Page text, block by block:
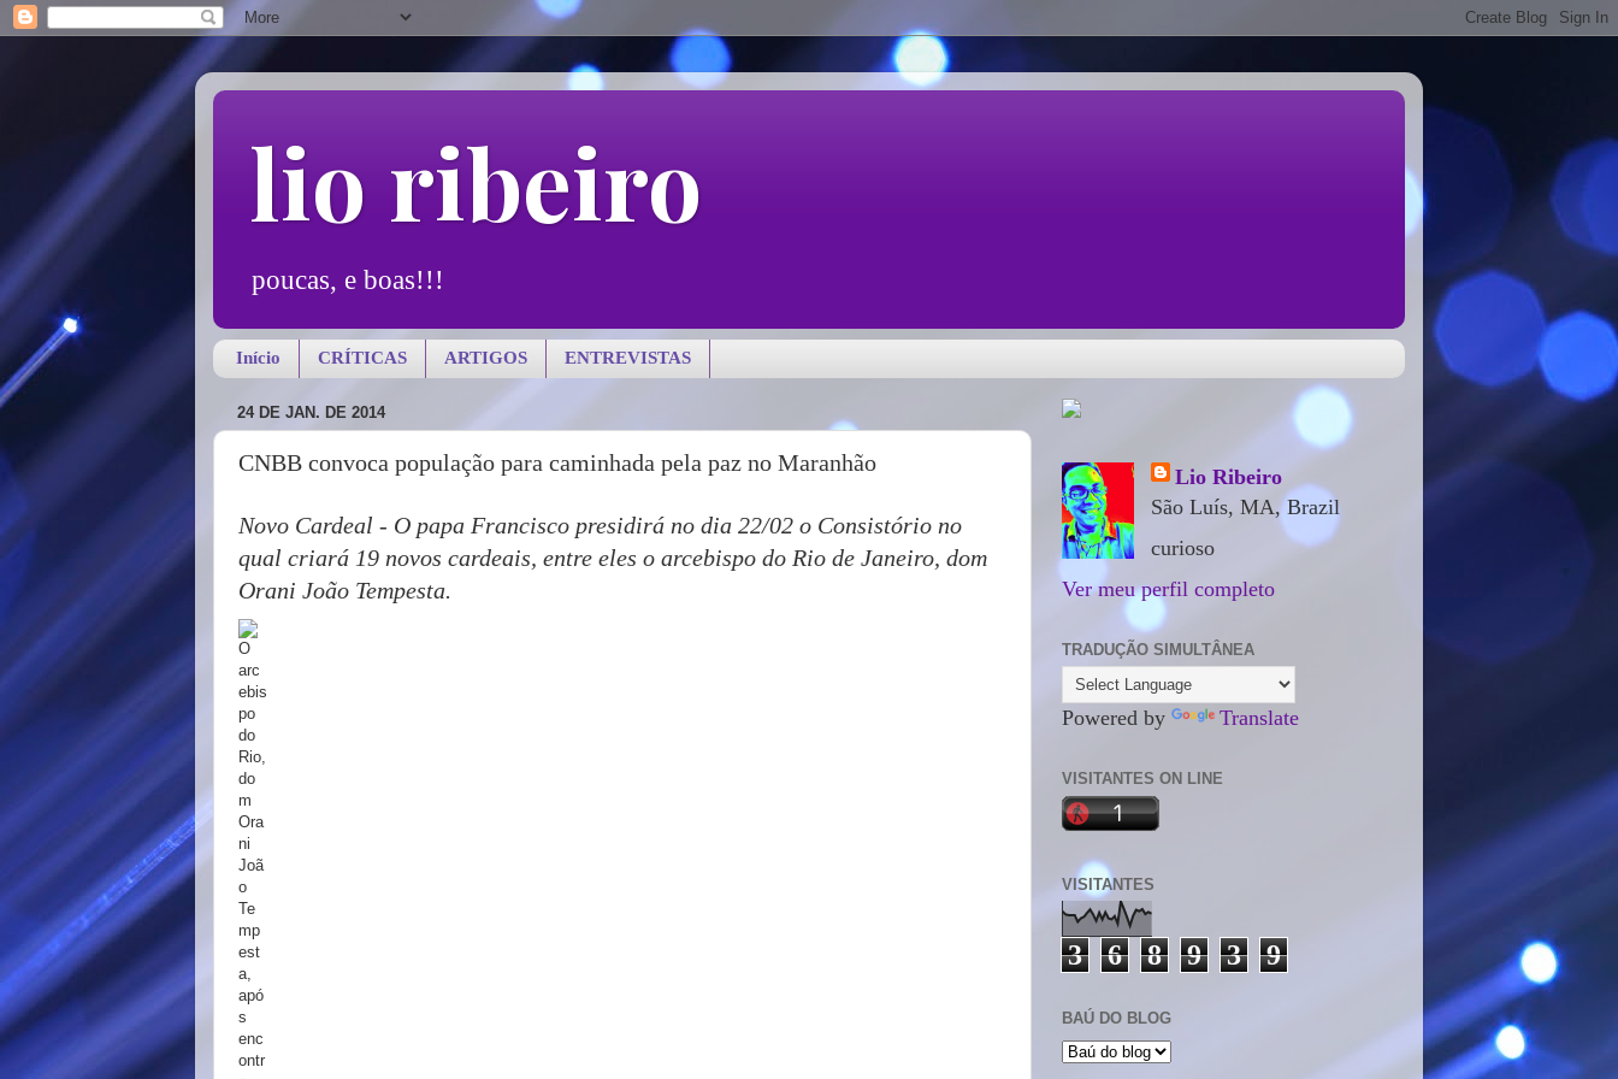
lio ribeiro
poucas, e boas!!!
Início CRÍTICAS ARTIGOS ENTREVISTAS
24 DE JAN. DE 2014
CNBB convoca população para caminhada pela paz no Maranhão
Novo Cardeal - O papa Francisco presidirá no dia 22/02 o Consistório no
qual criará 19 novos cardeais, entre eles o arcebispo do Rio de Janeiro, dom
Orani João Tempesta.
Lio Ribeiro
São Luís, MA, Brazil
curioso
Ver meu perfil completo
TRADUÇÃO SIMULTÂNEA
Powered by Translate
VISITANTES ON LINE
VISITANTES
3 6 8 9 3 9
BAÚ DO BLOG